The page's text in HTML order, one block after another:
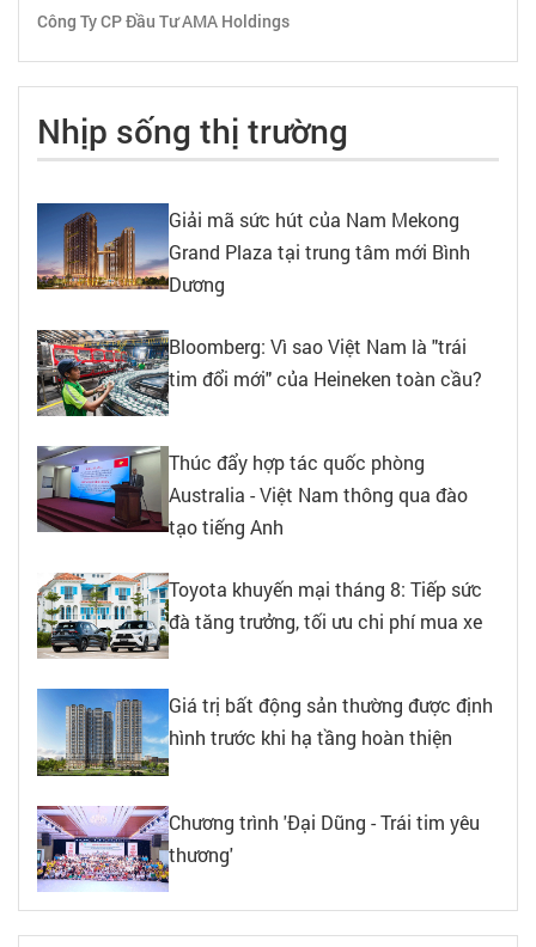
Công Ty CP Đầu Tư AMA Holdings
Nhịp sống thị trường
Giải mã sức hút của Nam Mekong
Grand Plaza tại trung tâm mới Bình
Dương
Bloomberg: Vì sao Việt Nam là "trái
tim đổi mới" của Heineken toàn cầu?
Thúc đẩy hợp tác quốc phòng
Australia - Việt Nam thông qua đào
tạo tiếng Anh
Toyota khuyến mại tháng 8: Tiếp sức
đà tăng trưởng, tối ưu chi phí mua xe
Giá trị bất động sản thường được định
hình trước khi hạ tầng hoàn thiện
Chương trình 'Đại Dũng - Trái tim yêu
thương'